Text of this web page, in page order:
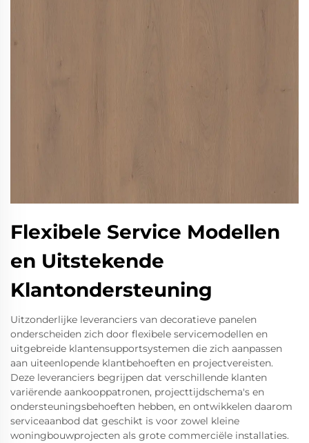
Flexibele Service Modellen
en Uitstekende
Klantondersteuning
Uitzonderlijke leveranciers van decoratieve panelen
onderscheiden zich door flexibele servicemodellen en
uitgebreide klantensupportsystemen die zich aanpassen
aan uiteenlopende klantbehoeften en projectvereisten.
Deze leveranciers begrijpen dat verschillende klanten
variërende aankooppatronen, projecttijdschema's en
ondersteuningsbehoeften hebben, en ontwikkelen daarom
serviceaanbod dat geschikt is voor zowel kleine
woningbouwprojecten als grote commerciële installaties.